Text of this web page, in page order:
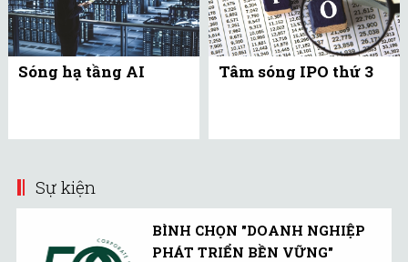
Sóng hạ tầng AI Tâm sóng IPO thứ 3
Sự kiện
BÌNH CHỌN "DOANH NGHIỆP
PHÁT TRIỂN BỀN VỮNG"